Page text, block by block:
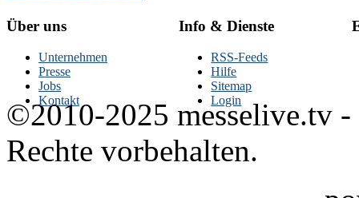
Über uns
Unternehmen
Presse
Jobs
Kontakt
Info & Dienste
RSS-Feeds
Hilfe
Sitemap
Login
©2010-2025 messelive.tv -
Rechte vorbehalten.